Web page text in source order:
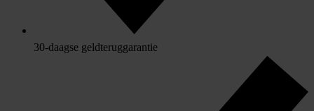
30-daagse geldteruggarantie